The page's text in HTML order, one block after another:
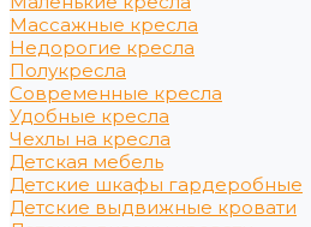
Массажные кресла
Недорогие кресла
Полукресла
Современные кресла
Удобные кресла
Чехлы на кресла
Детская мебель
Детские шкафы гардеробные
Детские выдвижные кровати